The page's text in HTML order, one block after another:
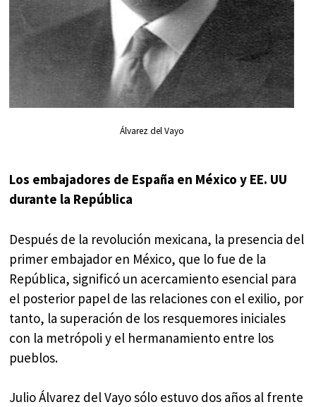
Álvarez del Vayo
Los embajadores de España en México y EE. UU
durante la República
Después de la revolución mexicana, la presencia del
primer embajador en México, que lo fue de la
República, significó un acercamiento esencial para
el posterior papel de las relaciones con el exilio, por
tanto, la superación de los resquemores iniciales
con la metrópoli y el hermanamiento entre los
pueblos.
Julio Álvarez del Vayo sólo estuvo dos años al frente